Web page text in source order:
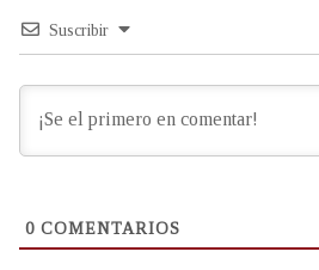
Suscribir
0 COMENTARIOS